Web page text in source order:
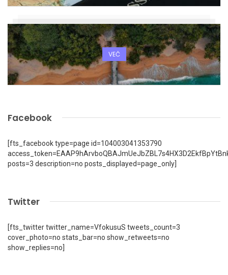
VEČ
Facebook
[fts_facebook type=page id=104003041353790
posts=3 description=no posts_displayed=page_only]
Twitter
[fts_twitter twitter_name=VfokusuS tweets_count=3
cover_photo=no stats_bar=no show_retweets=no
show_replies=no]